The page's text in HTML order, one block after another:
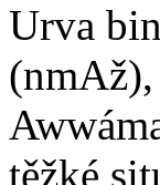
Urva
těžké